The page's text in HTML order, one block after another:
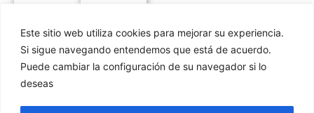
Este sitio web utiliza cookies para mejorar su experiencia.
Si sigue navegando entendemos que está de acuerdo.
Puede cambiar la configuración de su navegador si lo
deseas
Cookies